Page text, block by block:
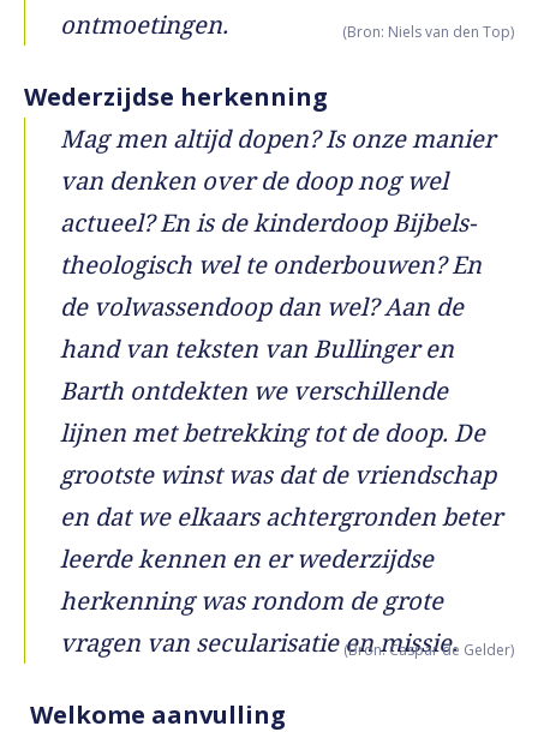
ontmoetingen.
(Bron: Niels van den Top)
Wederzijdse herkenning
Mag men altijd dopen? Is onze manier
van denken over de doop nog wel
actueel? En is de kinderdoop Bijbels-
theologisch wel te onderbouwen? En
de volwassendoop dan wel? Aan de
hand van teksten van Bullinger en
Barth ontdekten we verschillende
lijnen met betrekking tot de doop. De
grootste winst was dat de vriendschap
en dat we elkaars achtergronden beter
leerde kennen en er wederzijdse
herkenning was rondom de grote
vragen van secularisatie en missie.
(Bron: Caspar de Gelder)
Welkome aanvulling